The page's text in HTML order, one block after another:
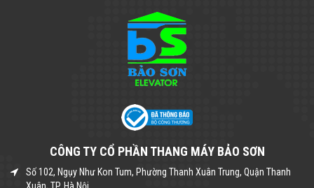
CÔNG TY CỔ PHẦN THANG MÁY BẢO SƠN
Số 102, Ngụy Như Kon Tum, Phường Thanh Xuân Trung, Quận Thanh